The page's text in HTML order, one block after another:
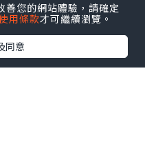
您的網站體驗，請確定
用條款才可繼續瀏覽。
同意